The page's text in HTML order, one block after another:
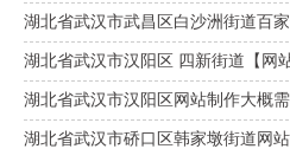
湖北省武汉市汉阳区网站制作大概
湖北省武汉市硚口区韩家墩街道网